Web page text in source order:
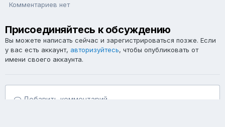
Комментариев нет
Присоединяйтесь к обсуждению
Вы можете написать сейчас и зарегистрироваться позже. Если
у вас есть аккаунт, авторизуйтесь, чтобы опубликовать от
имени своего аккаунта.
Добавить комментарий...